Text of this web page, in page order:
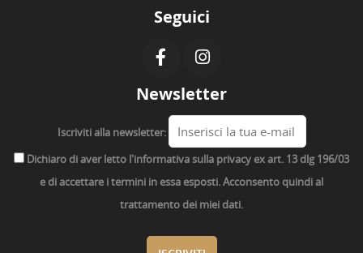
Seguici
Newsletter
Iscriviti alla newsletter:
Dichiaro di aver letto l'informativa sulla privacy ex art. 13 dlg 196/03
e di accettare i termini in essa esposti. Acconsento quindi al
trattamento dei miei dati.